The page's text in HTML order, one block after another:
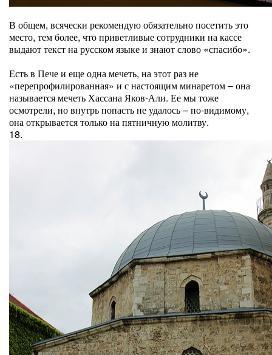
В общем, всячески рекомендую обязательно посетить это
место, тем более, что приветливые сотрудники на кассе
выдают текст на русском языке и знают слово «спасибо».
Есть в Пече и еще одна мечеть, на этот раз не
«перепрофилированная» и с настоящим минаретом – она
называется мечеть Хассана Яков-Али. Ее мы тоже
осмотрели, но внутрь попасть не удалось – по-видимому,
она открывается только на пятничную молитву.
18.